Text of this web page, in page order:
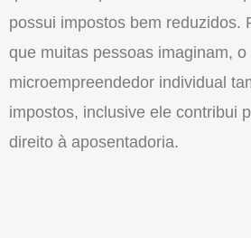
possui impostos bem reduzidos.
que muitas pessoas imaginam, o
microempreendedor individual
impostos, inclusive ele contribui
direito à aposentadoria.